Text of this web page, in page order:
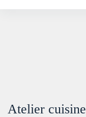
Atelier cuisine